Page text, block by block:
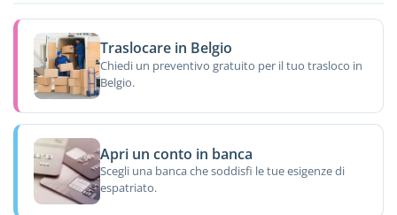
Traslocare in Belgio
Chiedi un preventivo gratuito per il tuo trasloco in
Belgio.
Apri un conto in banca
Scegli una banca che soddisfi le tue esigenze di
espatriato.